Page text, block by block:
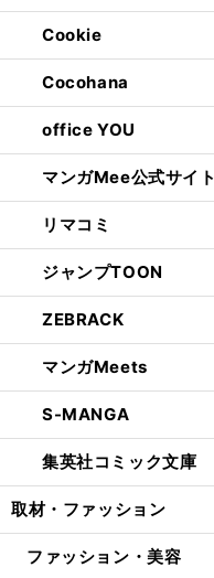
Cookie
Cocohana
office YOU
マンガMee公式サイト
リマコミ
ジャンプTOON
ZEBRACK
マンガMeets
S-MANGA
集英社コミック文庫
取材・ファッション
ファッション・美容